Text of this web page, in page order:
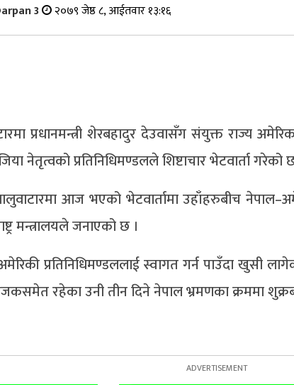
3 २०७९ जेष्ठ ८, आईतवार १३:१६
प्रधानमन्त्री शेरबहादुर देउवासँग संयुक्त राज्य
नेतृत्वको प्रतिनिधिमण्डलले शिष्टाचार भेटवार्ता गरेको
बालुवाटारमा आज भएको भेटवार्तामा उहाँहरुबीच
मन्त्रालयले जनाएको छ ।
अमेरिकी प्रतिनिधिमण्डललाई स्वागत गर्न पाउँदा खुसी
रहेका उनी तीन दिने नेपाल भ्रमणका क्रममा